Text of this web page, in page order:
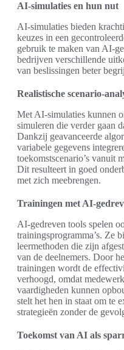
AI-simulaties en hun nut
AI-simulaties bieden
keuzes in een
gebruik te maken van AI-
bedrijven verschillende
van beslissingen beter
Realistische scenario-
Met AI-simulaties kunnen
simuleren die verder gaan
Dankzij geavanceerde
variabele gegevens
toekomstscenario’s vanuit
Dit resulteert in goed
met zich meebrengen.
Trainingen met AI-
AI-gedreven tools spelen
trainingsprogramma’s. Ze
leermethoden die zijn
van de deelnemers. Door
trainingen wordt de
verhoogd, omdat
vaardigheden kunnen
stelt het hen in staat om te
strategieën zonder de
Toekomst van AI als